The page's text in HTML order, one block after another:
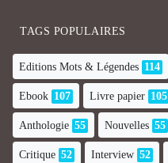
TAGS POPULAIRES
Editions Mots & Légendes 114
Ebook 107 Livre papier 105
Anthologie 55 Nouvelles 55
Critique 52 Interview 52